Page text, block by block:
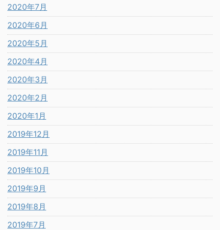
2020年7月
2020年6月
2020年5月
2020年4月
2020年3月
2020年2月
2020年1月
2019年12月
2019年11月
2019年10月
2019年9月
2019年8月
2019年7月